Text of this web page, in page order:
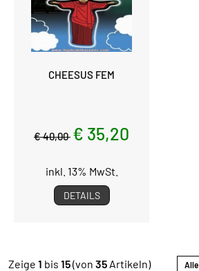
CHEESUS FEM
€ 40,00 € 35,20
inkl. 13% MwSt.
DETAILS
Zeige 1 bis 15(von 35 Artikeln) Alle